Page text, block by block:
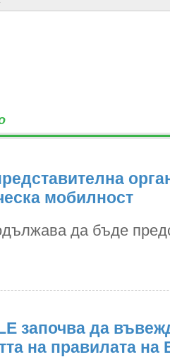
мобилност
да бъде
започва да
на правилата на